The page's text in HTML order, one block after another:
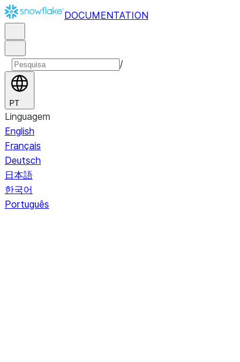
DOCUMENTATION
/
PT
Linguagem
English
Français
Deutsch
日本語
한국어
Português